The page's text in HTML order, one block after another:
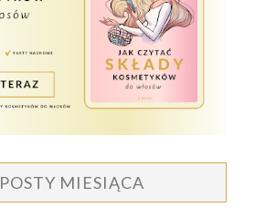
POSTY MIESIĄCA